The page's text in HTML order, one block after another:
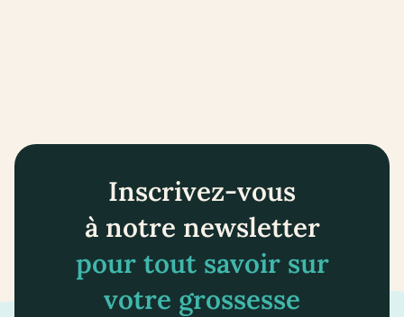
Inscrivez-vous
à notre newsletter
pour tout savoir sur
votre grossesse